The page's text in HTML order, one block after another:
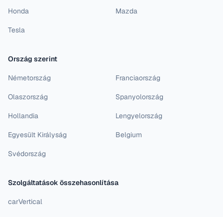
Honda Mazda
Tesla
Ország szerint
Németország Franciaország
Olaszország Spanyolország
Hollandia Lengyelország
Egyesült Királyság Belgium
Svédország
Szolgáltatások összehasonlítása
carVertical